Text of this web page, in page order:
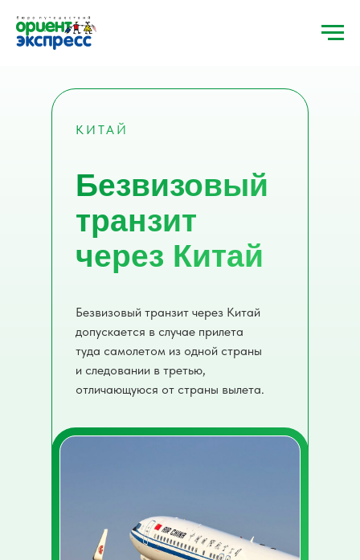
Безвизовый
транзит
через Китай
КИТАЙ
Безвизовый транзит через Китай
допускается в случае прилета
туда самолетом из одной страны
и следовании в третью,
отличающуюся от страны вылета.